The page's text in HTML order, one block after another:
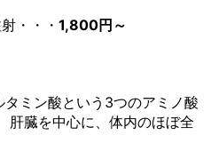
・・・ 1,800円～
ミン酸という3つのアミノ酸
肝臓を中心に、体内のほぼ全